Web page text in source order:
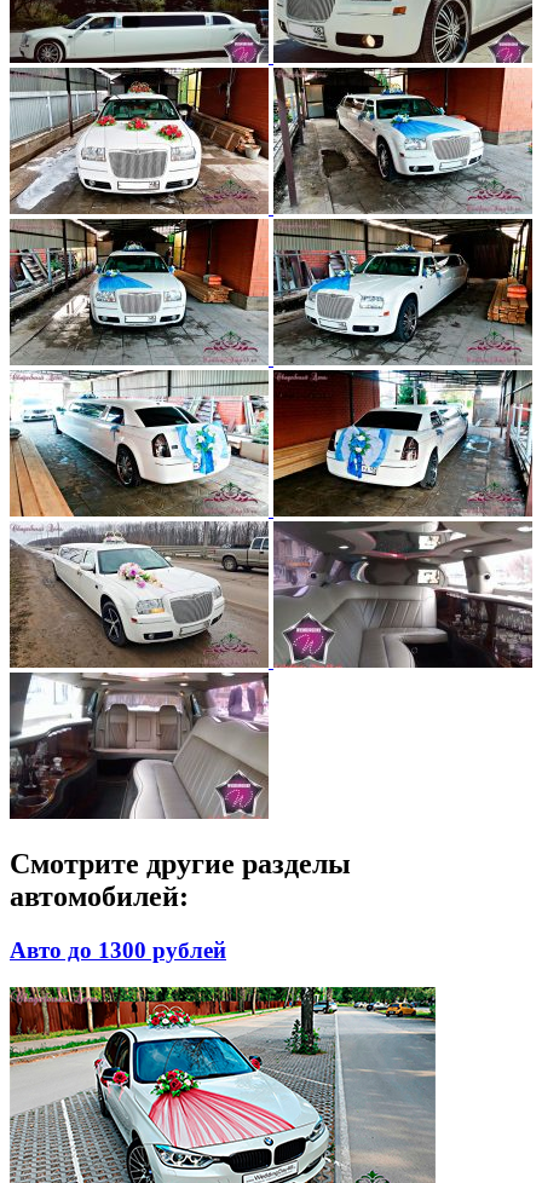
Смотрите другие разделы
автомобилей:
Авто до 1300 рублей